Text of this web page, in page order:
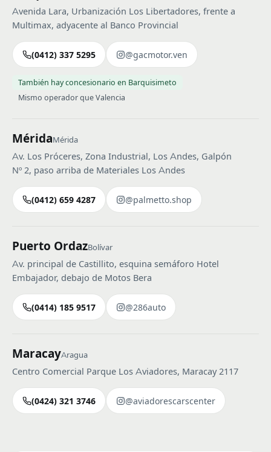
Avenida Lara, Urbanización Los Libertadores, frente a
Multimax, adyacente al Banco Provincial
(0412) 337 5295 @gacmotor.ven
También hay concesionario en Barquisimeto
Mismo operador que Valencia
MéridaMérida
Av. Los Próceres, Zona Industrial, Los Andes, Galpón
Nº 2, paso arriba de Materiales Los Andes
(0412) 659 4287 @palmetto.shop
Puerto OrdazBolívar
Av. principal de Castillito, esquina semáforo Hotel
Embajador, debajo de Motos Bera
(0414) 185 9517 @286auto
MaracayAragua
Centro Comercial Parque Los Aviadores, Maracay 2117
(0424) 321 3746 @aviadorescarscenter